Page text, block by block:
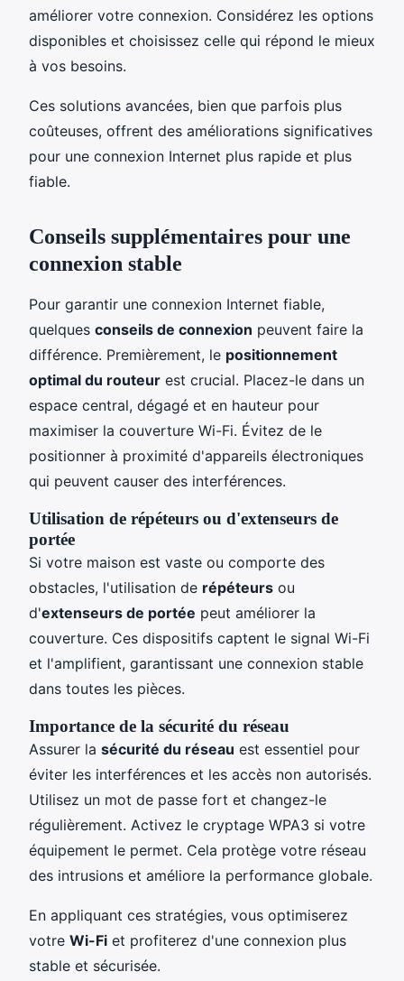
améliorer votre connexion. Considérez les options
disponibles et choisissez celle qui répond le mieux
à vos besoins.
Ces solutions avancées, bien que parfois plus
coûteuses, offrent des améliorations significatives
pour une connexion Internet plus rapide et plus
fiable.
Conseils supplémentaires pour une
connexion stable
Pour garantir une connexion Internet fiable,
quelques conseils de connexion peuvent faire la
différence. Premièrement, le positionnement
optimal du routeur est crucial. Placez-le dans un
espace central, dégagé et en hauteur pour
maximiser la couverture Wi-Fi. Évitez de le
positionner à proximité d'appareils électroniques
qui peuvent causer des interférences.
Utilisation de répéteurs ou d'extenseurs de
portée
Si votre maison est vaste ou comporte des
obstacles, l'utilisation de répéteurs ou
d'extenseurs de portée peut améliorer la
couverture. Ces dispositifs captent le signal Wi-Fi
et l'amplifient, garantissant une connexion stable
dans toutes les pièces.
Importance de la sécurité du réseau
Assurer la sécurité du réseau est essentiel pour
éviter les interférences et les accès non autorisés.
Utilisez un mot de passe fort et changez-le
régulièrement. Activez le cryptage WPA3 si votre
équipement le permet. Cela protège votre réseau
des intrusions et améliore la performance globale.
En appliquant ces stratégies, vous optimiserez
votre Wi-Fi et profiterez d'une connexion plus
stable et sécurisée.